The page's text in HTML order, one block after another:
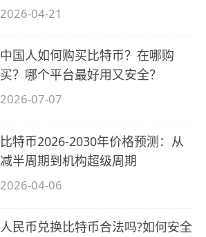
2026-04-21
中国人如何购买比特币？在哪购
买？哪个平台最好用又安全？
2026-07-07
比特币2026-2030年价格预测：从
减半周期到机构超级周期
2026-04-06
人民币兑换比特币合法吗?如何安全